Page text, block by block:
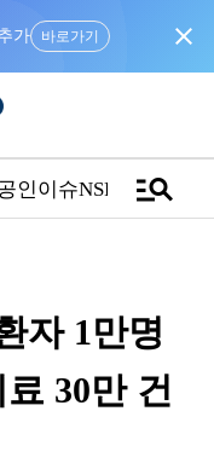
가 바로가기 close
인이슈NSPTVmanage_search
자 1만명
30만 건